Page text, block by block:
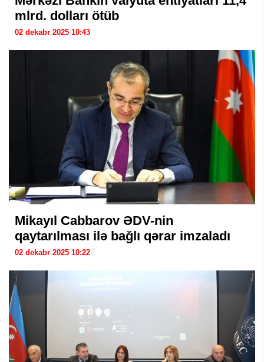
mlrd. dolları ötüb
02 dekabr 2025 10:43
Mikayıl Cabbarov ƏDV-nin
qaytarılması ilə bağlı qərar imzaladı
02 dekabr 2025 10:22